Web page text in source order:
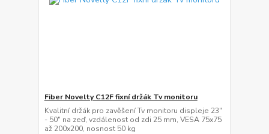
Fiber Novelty C12F fixní držák Tv monitoru
Kvalitní držák pro zavěšení Tv monitoru displeje 23"
- 50" na zeď, vzdálenost od zdi 25 mm, VESA 75x75
až 200x200, nosnost 50 kg